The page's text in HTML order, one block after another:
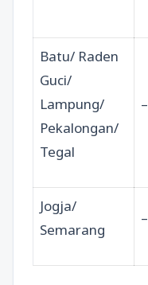
Batu/ Raden
Guci/
Lampung/
Pekalongan/
Tegal
–
Jogja/
Semarang
–